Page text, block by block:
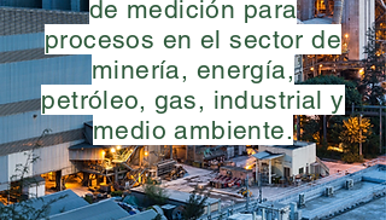
de medición para
procesos en el sector de
minería, energía,
petróleo, gas, industrial y
medio ambiente.